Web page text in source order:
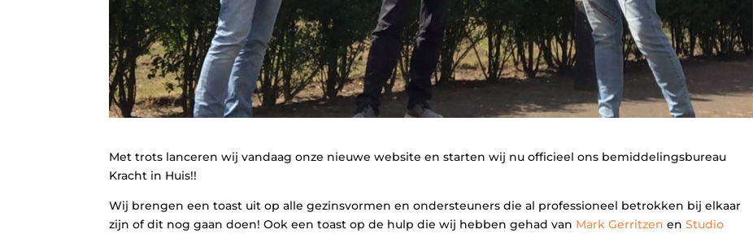
Met trots lanceren wij vandaag onze nieuwe website en starten wij nu officieel ons bemiddelingsbureau
Kracht in Huis!!
Wij brengen een toast uit op alle gezinsvormen en ondersteuners die al professioneel betrokken bij elkaar
zijn of dit nog gaan doen! Ook een toast op de hulp die wij hebben gehad van Mark Gerritzen enStudio